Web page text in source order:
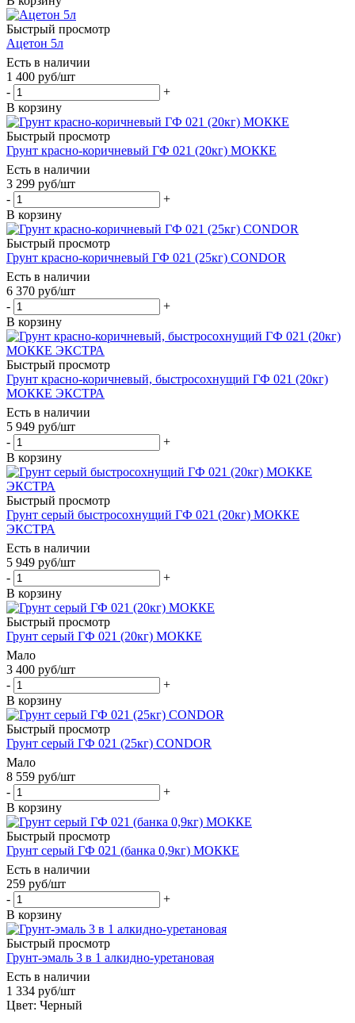
Быстрый просмотр
Ацетон 5л
Есть в наличии
1 400 руб/шт
-
+
В корзину
Быстрый просмотр
Грунт красно-коричневый ГФ 021 (20кг) МОККЕ
Есть в наличии
3 299 руб/шт
-
+
В корзину
Быстрый просмотр
Грунт красно-коричневый ГФ 021 (25кг) CONDOR
Есть в наличии
6 370 руб/шт
-
+
В корзину
Быстрый просмотр
Грунт красно-коричневый, быстросохнущий ГФ 021 (20кг)
МОККЕ ЭКСТРА
Есть в наличии
5 949 руб/шт
-
+
В корзину
Быстрый просмотр
Грунт серый быстросохнущий ГФ 021 (20кг) МОККЕ
ЭКСТРА
Есть в наличии
5 949 руб/шт
-
+
В корзину
Быстрый просмотр
Грунт серый ГФ 021 (20кг) МОККЕ
Мало
3 400 руб/шт
-
+
В корзину
Быстрый просмотр
Грунт серый ГФ 021 (25кг) CONDOR
Мало
8 559 руб/шт
-
+
В корзину
Быстрый просмотр
Грунт серый ГФ 021 (банка 0,9кг) МОККЕ
Есть в наличии
259 руб/шт
-
+
В корзину
Быстрый просмотр
Грунт-эмаль 3 в 1 алкидно-уретановая
Есть в наличии
1 334 руб/шт
Цвет: Черный